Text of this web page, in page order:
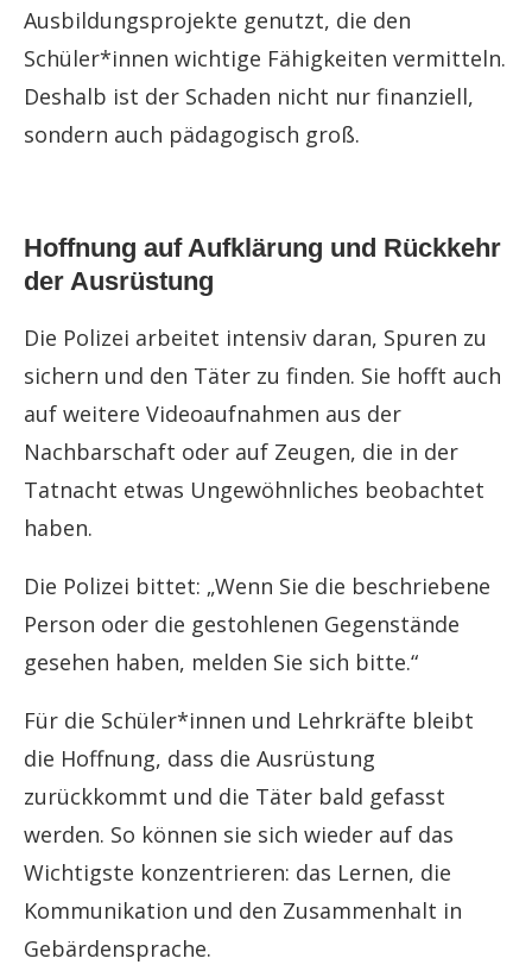
Ausbildungsprojekte genutzt, die den
Schüler*innen wichtige Fähigkeiten vermitteln.
Deshalb ist der Schaden nicht nur finanziell,
sondern auch pädagogisch groß.
Hoffnung auf Aufklärung und Rückkehr
der Ausrüstung
Die Polizei arbeitet intensiv daran, Spuren zu
sichern und den Täter zu finden. Sie hofft auch
auf weitere Videoaufnahmen aus der
Nachbarschaft oder auf Zeugen, die in der
Tatnacht etwas Ungewöhnliches beobachtet
haben.
Die Polizei bittet: „Wenn Sie die beschriebene
Person oder die gestohlenen Gegenstände
gesehen haben, melden Sie sich bitte.“
Für die Schüler*innen und Lehrkräfte bleibt
die Hoffnung, dass die Ausrüstung
zurückkommt und die Täter bald gefasst
werden. So können sie sich wieder auf das
Wichtigste konzentrieren: das Lernen, die
Kommunikation und den Zusammenhalt in
Gebärdensprache.